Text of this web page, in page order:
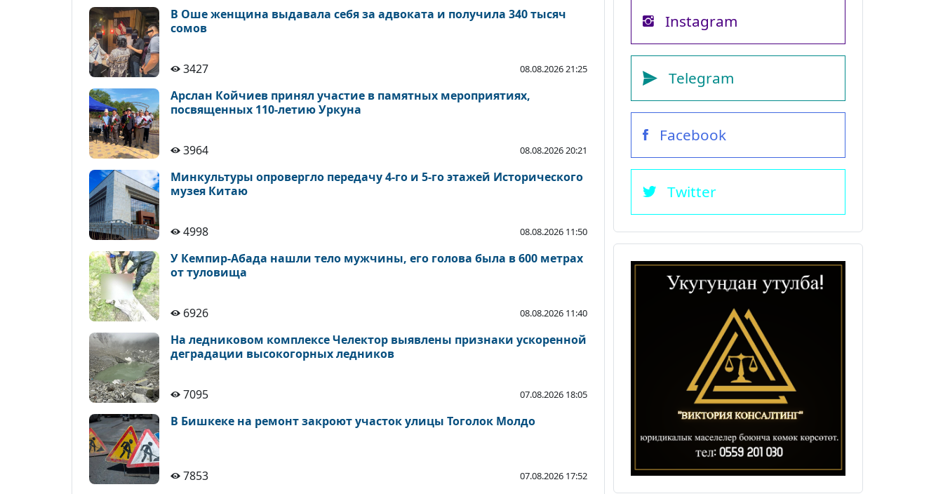
В Оше женщина выдавала себя за адвоката и получила 340 тысяч
сомов
3427 08.08.2026 21:25
Арслан Койчиев принял участие в памятных мероприятиях,
посвященных 110-летию Уркуна
3964 08.08.2026 20:21
Минкультуры опровергло передачу 4-го и 5-го этажей Исторического
музея Китаю
4998 08.08.2026 11:50
У Кемпир-Абада нашли тело мужчины, его голова была в 600 метрах
от туловища
6926 08.08.2026 11:40
На ледниковом комплексе Челектор выявлены признаки ускоренной
деградации высокогорных ледников
7095 07.08.2026 18:05
В Бишкеке на ремонт закроют участок улицы Тоголок Молдо
7853 07.08.2026 17:52
Instagram
Telegram
Facebook
Twitter